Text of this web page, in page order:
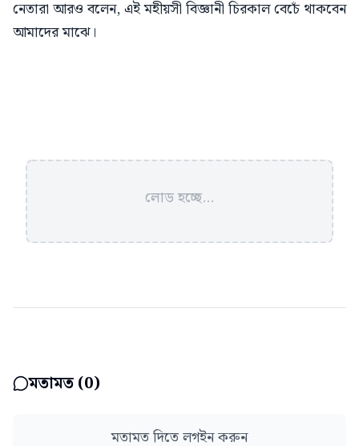
নেতারা আরও বলেন, এই মহীয়সী বিজ্ঞানী চিরকাল বেচেঁ থাকবেন
আমাদের মাঝে।
লোড হচ্ছে...
মতামত (0)
মতামত দিতে লগইন করুন